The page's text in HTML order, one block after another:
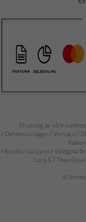
Et utvalg av våre
/ Oehlenschläger / Vervaco /
/ Bucilla / JanLynn / Västgöta
Luca-S / Thea
Vi